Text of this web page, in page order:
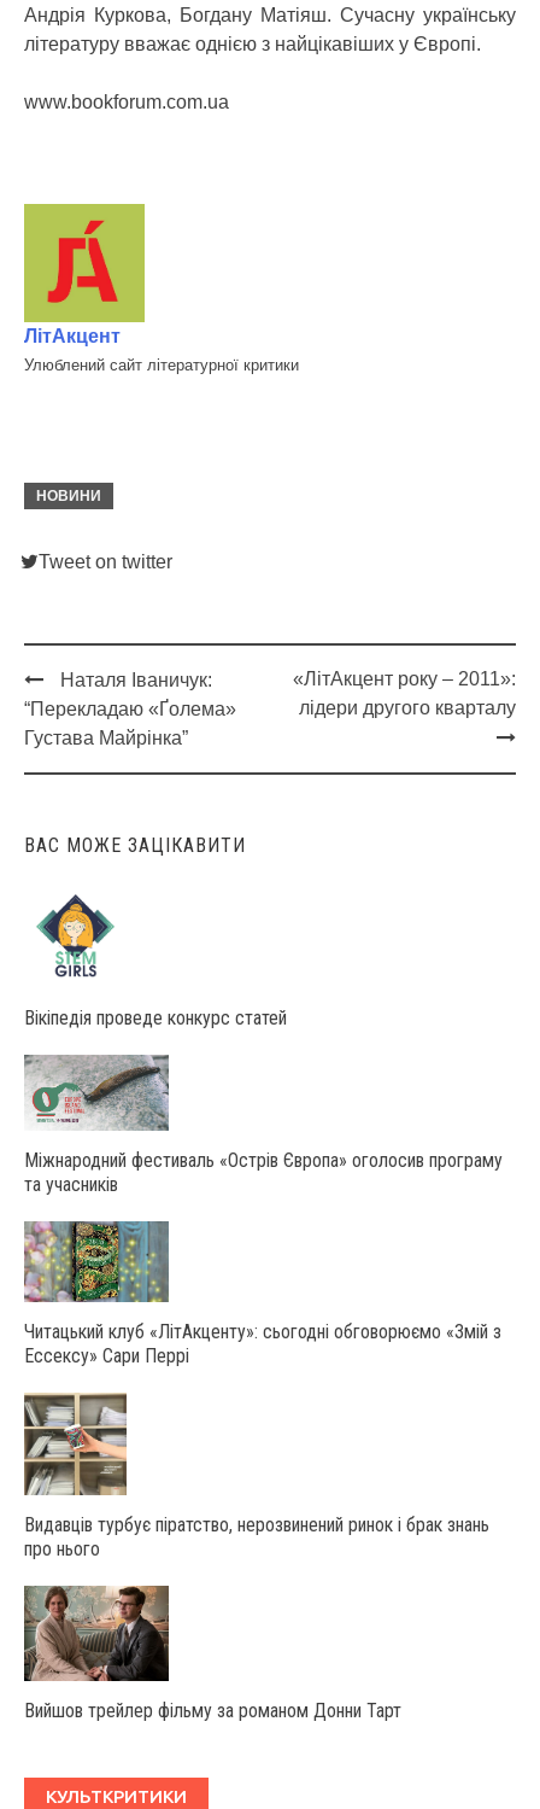
Андрія Куркова, Богдану Матіяш. Сучасну українську
літературу вважає однією з найцікавіших у Європі.
www.bookforum.com.ua
ЛітАкцент
Улюблений сайт літературної критики
НОВИНИ
Tweet on twitter
Post
navigation
Наталя Іваничук:
“Перекладаю «Ґолема»
Густава Майрінка”
«ЛітАкцент року – 2011»:
лідери другого кварталу
ВАС МОЖЕ ЗАЦІКАВИТИ
Вікіпедія проведе конкурс статей
Міжнародний фестиваль «Острів Європа» оголосив програму
та учасників
Читацький клуб «ЛітАкценту»: сьогодні обговорюємо «Змій з
Ессексу» Сари Перрі
Видавців турбує піратство, нерозвинений ринок і брак знань
про нього
Вийшов трейлер фільму за романом Донни Тарт
КУЛЬТКРИТИКИ